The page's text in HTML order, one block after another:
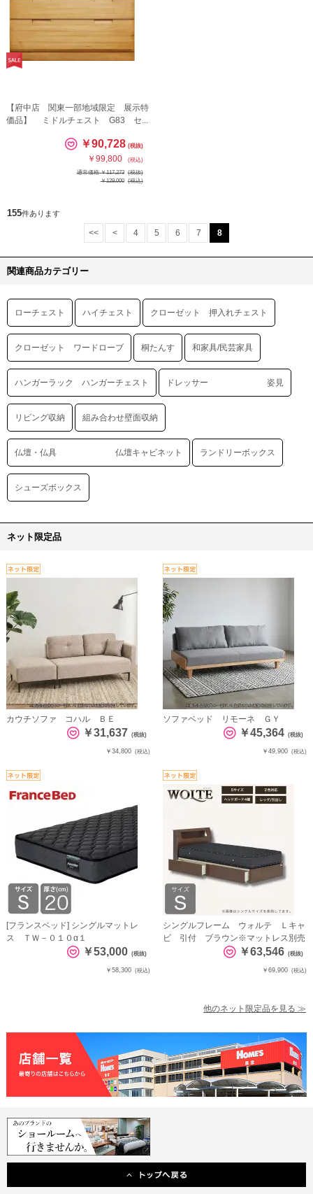
【府中店 関東一部地域限定 展示特
価品】 ミドルチェスト G83 セ...
￥90,728 (税抜)
￥99,800
(税込)
通常価格 ￥117,273 (税抜)
￥129,000 (税込)
155件あります
<< < 4 5 6 7 8
関連商品カテゴリー
ローチェスト ハイチェスト クローゼット 押入れチェスト
クローゼット ワードローブ 桐たんす 和家具/民芸家具
ハンガーラック ハンガーチェスト ドレッサー 姿見
リビング収納 組み合わせ壁面収納
仏壇・仏具 仏壇キャビネット ランドリーボックス
シューズボックス
ネット限定品
カウチソファ コハル ＢＥ
￥31,637 (税抜)
￥34,800 (税込)
ソファベッド リモーネ ＧＹ
￥45,364 (税抜)
￥49,900 (税込)
[フランスベッド] シングルマットレ
ス ＴＷ－０１０α１
￥53,000 (税抜)
￥58,300 (税込)
シングルフレーム ウォルテ Ｌキャ
ビ 引付 ブラウン※マットレス別売
￥63,546 (税抜)
￥69,900 (税込)
他のネット限定品を見る ≫